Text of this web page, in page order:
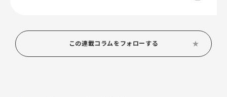
この連載コラムをフォローする